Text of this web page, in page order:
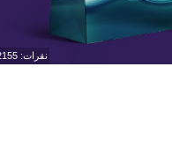
نقرات: 52155 / مشاهدات: 15394916